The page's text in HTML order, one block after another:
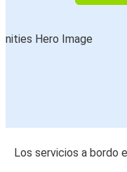
Los servicios a bordo